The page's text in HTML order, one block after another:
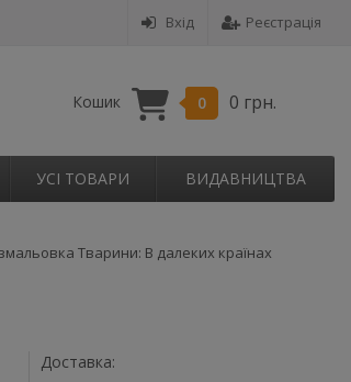
Вхід Реєстрація
Кошик 0 0 грн.
УСІ ТОВАРИ ВИДАВНИЦТВА
Тварини: В далеких країнах
Доставка: